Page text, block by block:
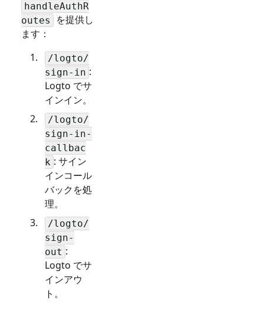
handleAuthR
outes
を提供し
ます：
/logto/
sign-in :
Logto でサ
インイン。
/logto/
sign-in-
callbac
k : サイン
インコール
バックを処
理。
/logto/
sign-
out :
Logto でサ
インアウ
ト。